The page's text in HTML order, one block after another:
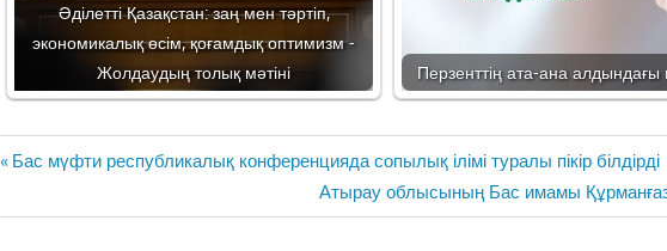
Әділетті Қазақстан: заң мен тәртіп,
экономикалық өсім, қоғамдық оптимизм -
Жолдаудың толық мәтіні
Перзенттің ата-ана алдындағы
Жазба
Previous
Бас мүфти республикалық конференцияда сопылық ілімі туралы пікір білдірді
Next
Post:
Атырау облысының Бас имамы